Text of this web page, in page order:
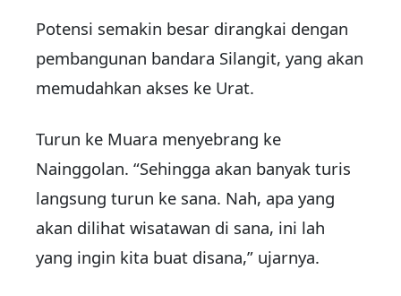
Potensi semakin besar dirangkai dengan
pembangunan bandara Silangit, yang akan
memudahkan akses ke Urat.
Turun ke Muara menyebrang ke
Nainggolan. “Sehingga akan banyak turis
langsung turun ke sana. Nah, apa yang
akan dilihat wisatawan di sana, ini lah
yang ingin kita buat disana,” ujarnya.